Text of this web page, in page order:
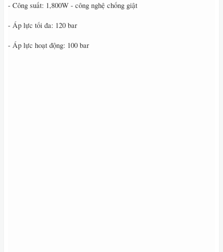
- Công suất: 1,800W - công nghệ chống giật
- Áp lực tối đa: 120 bar
- Áp lực hoạt động: 100 bar